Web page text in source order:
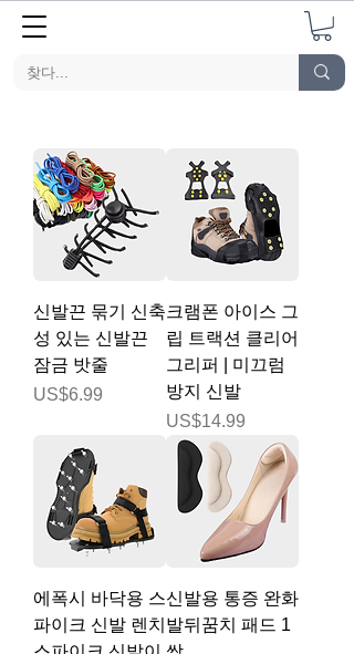
신발끈 묶기 신축
성 있는 신발끈
잠금 밧줄
가격
US$6.99
크램폰 아이스 그
립 트랙션 클리어
그리퍼 | 미끄럼
방지 신발
가격
US$14.99
에폭시 바닥용 스
파이크 신발 렌치
신발용 통증 완화
발뒤꿈치 패드 1